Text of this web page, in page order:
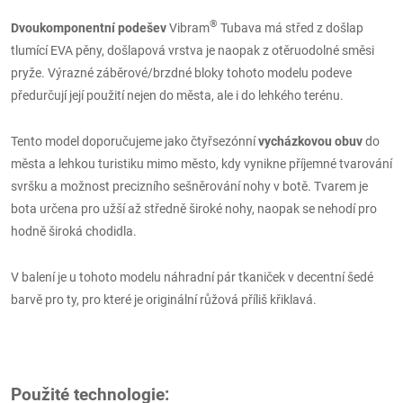
Dvoukomponentní podeševVibram® Tubava má střed z došlap
tlumící EVA pěny, došlapová vrstva je naopak z otěruodolné směsi
pryže. Výrazné záběrové/brzdné bloky tohoto modelu podeve
předurčují její použití nejen do města, ale i do lehkého terénu.
Tento model doporučujeme jako čtyřsezónnívycházkovou obuvdo
města a lehkou turistiku mimo město, kdy vynikne příjemné tvarování
svršku a možnost precizního sešněrování nohy v botě. Tvarem je
bota určena pro užší až středně široké nohy, naopak se nehodí pro
hodně široká chodidla.
V balení je u tohoto modelu náhradní pár tkaniček v decentní šedé
barvě pro ty, pro které je originální růžová příliš křiklavá.
Použité technologie: